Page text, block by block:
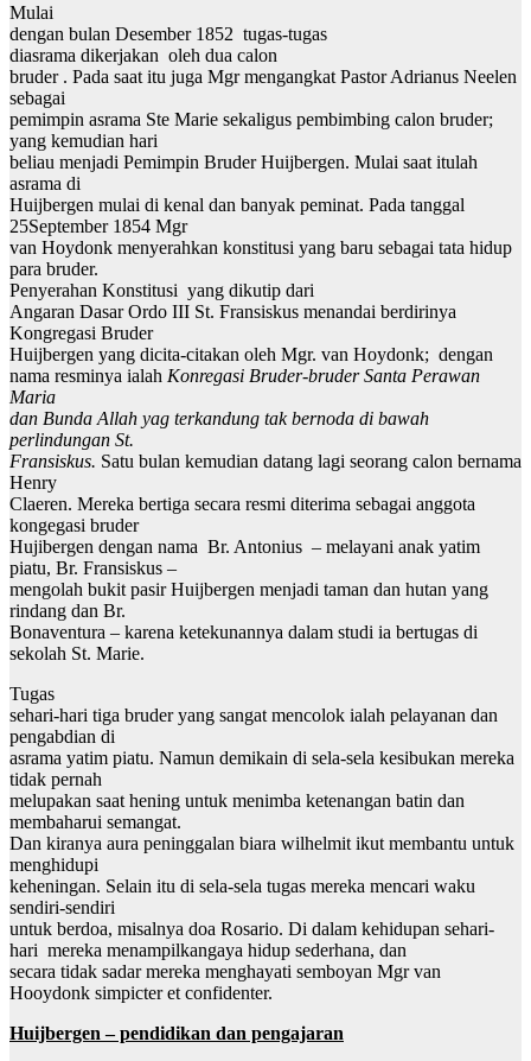
Mulai
dengan bulan Desember 1852 tugas-tugas
diasrama dikerjakan oleh dua calon
bruder . Pada saat itu juga Mgr mengangkat Pastor Adrianus Neelen
sebagai
pemimpin asrama Ste Marie sekaligus pembimbing calon bruder;
yang kemudian hari
beliau menjadi Pemimpin Bruder Huijbergen. Mulai saat itulah
asrama di
Huijbergen mulai di kenal dan banyak peminat. Pada tanggal
25September 1854 Mgr
van Hoydonk menyerahkan konstitusi yang baru sebagai tata hidup
para bruder.
Penyerahan Konstitusi yang dikutip dari
Angaran Dasar Ordo III St. Fransiskus menandai berdirinya
Kongregasi Bruder
Huijbergen yang dicita-citakan oleh Mgr. van Hoydonk; dengan
nama resminya ialah Konregasi Bruder-bruder Santa Perawan
Maria
dan Bunda Allah yag terkandung tak bernoda di bawah
perlindungan St.
Fransiskus. Satu bulan kemudian datang lagi seorang calon bernama
Henry
Claeren. Mereka bertiga secara resmi diterima sebagai anggota
kongegasi bruder
Hujibergen dengan nama Br. Antonius – melayani anak yatim
piatu, Br. Fransiskus –
mengolah bukit pasir Huijbergen menjadi taman dan hutan yang
rindang dan Br.
Bonaventura – karena ketekunannya dalam studi ia bertugas di
sekolah St. Marie.
Tugas
sehari-hari tiga bruder yang sangat mencolok ialah pelayanan dan
pengabdian di
asrama yatim piatu. Namun demikain di sela-sela kesibukan mereka
tidak pernah
melupakan saat hening untuk menimba ketenangan batin dan
membaharui semangat.
Dan kiranya aura peninggalan biara wilhelmit ikut membantu untuk
menghidupi
keheningan. Selain itu di sela-sela tugas mereka mencari waku
sendiri-sendiri
untuk berdoa, misalnya doa Rosario. Di dalam kehidupan sehari-
hari mereka menampilkangaya hidup sederhana, dan
secara tidak sadar mereka menghayati semboyan Mgr van
Hooydonk simpicter et confidenter.
Huijbergen – pendidikan dan pengajaran